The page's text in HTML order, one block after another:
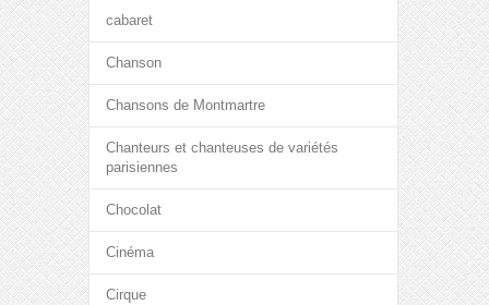
cabaret
Chanson
Chansons de Montmartre
Chanteurs et chanteuses de variétés
parisiennes
Chocolat
Cinéma
Cirque